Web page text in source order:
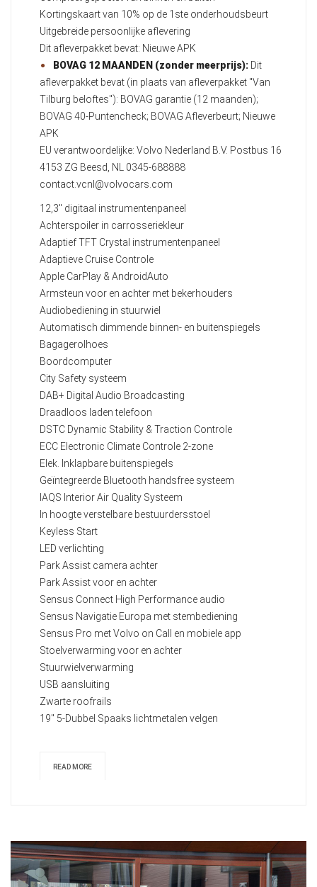
Kortingskaart van 10% op de 1ste onderhoudsbeurt
Uitgebreide persoonlijke aflevering
Dit afleverpakket bevat: Nieuwe APK
BOVAG 12 MAANDEN (zonder meerprijs): Dit
afleverpakket bevat (in plaats van afleverpakket "Van
Tilburg beloftes"): BOVAG garantie (12 maanden);
BOVAG 40-Puntencheck; BOVAG Afleverbeurt; Nieuwe
APK
EU verantwoordelijke: Volvo Nederland B.V. Postbus 16
4153 ZG Beesd, NL 0345-688888
contact.vcnl@volvocars.com
12,3" digitaal instrumentenpaneel
Achterspoiler in carrosseriekleur
Adaptief TFT Crystal instrumentenpaneel
Adaptieve Cruise Controle
Apple CarPlay & AndroidAuto
Armsteun voor en achter met bekerhouders
Audiobediening in stuurwiel
Automatisch dimmende binnen- en buitenspiegels
Bagagerolhoes
Boordcomputer
City Safety systeem
DAB+ Digital Audio Broadcasting
Draadloos laden telefoon
DSTC Dynamic Stability & Traction Controle
ECC Electronic Climate Controle 2-zone
Elek. Inklapbare buitenspiegels
Geïntegreerde Bluetooth handsfree systeem
IAQS Interior Air Quality Systeem
In hoogte verstelbare bestuurdersstoel
Keyless Start
LED verlichting
Park Assist camera achter
Park Assist voor en achter
Sensus Connect High Performance audio
Sensus Navigatie Europa met stembediening
Sensus Pro met Volvo on Call en mobiele app
Stoelverwarming voor en achter
Stuurwielverwarming
USB aansluiting
Zwarte roofrails
19" 5-Dubbel Spaaks lichtmetalen velgen
READ MORE